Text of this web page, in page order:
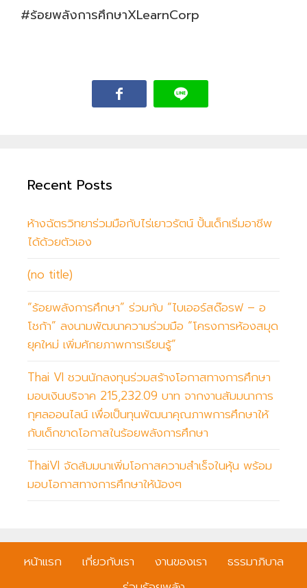
#ร้อยพลังการศึกษาXLearnCorp
Recent Posts
ห้างฉัตรวิทยาร่วมมือกับไร่เยาวรัตน์ ปั้นเด็กเริ่มอาชีพ
ได้ด้วยตัวเอง
(no title)
“ร้อยพลังการศึกษา” ร่วมกับ “ไบเออร์สด๊อรฟ – อ
โชก้า” ลงนามพัฒนาความร่วมมือ “โครงการห้องสมุด
ยุคใหม่ เพิ่มศักยภาพการเรียนรู้”
Thai VI ชวนนักลงทุนร่วมสร้างโอกาสทางการศึกษา
มอบเงินบริจาค 215,232.09 บาท จากงานสัมมนาการ
กุศลออนไลน์ เพื่อเป็นทุนพัฒนาคุณภาพการศึกษาให้
กับเด็กขาดโอกาสในร้อยพลังการศึกษา
ThaiVI จัดสัมมนาเพิ่มโอกาสความสำเร็จในหุ้น พร้อม
มอบโอกาสทางการศึกษาให้น้องๆ
หน้าแรก เกี่ยวกับเรา งานของเรา
ธรรมาภิบาล